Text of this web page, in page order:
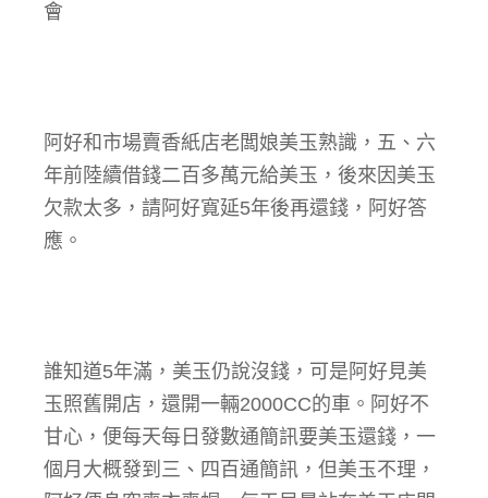
會
阿好和市場賣香紙店老闆娘美玉熟識，五、六
年前陸續借錢二百多萬元給美玉，後來因美玉
欠款太多，請阿好寬延5年後再還錢，阿好答
應。
誰知道5年滿，美玉仍說沒錢，可是阿好見美
玉照舊開店，還開一輛2000CC的車。阿好不
甘心，便每天每日發數通簡訊要美玉還錢，一
個月大概發到三、四百通簡訊，但美玉不理，